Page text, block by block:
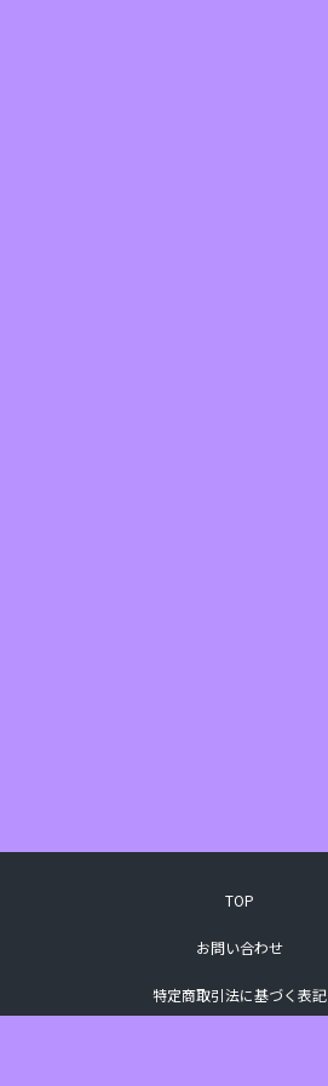
TOP
お問い合わせ
特定商取引法に基づく表記